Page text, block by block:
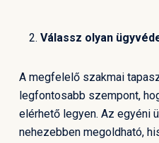
Válassz olyan
A megfelelő szakmai
legfontosabb szempont,
elérhető legyen. Az egyéni
nehezebben megoldható,